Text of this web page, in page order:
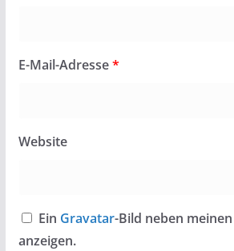
E-Mail-Adresse*
Website
Ein Gravatar-Bild neben
anzeigen.